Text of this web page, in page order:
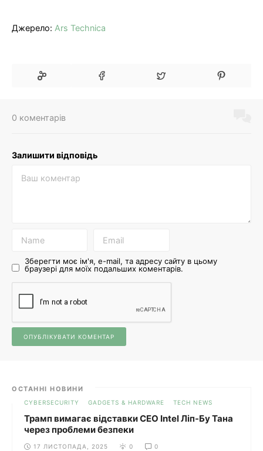
Джерело: Ars Technica
0 коментарів
Залишити відповідь
Зберегти моє ім'я, e-mail, та адресу сайту в цьому
браузері для моїх подальших коментарів.
ОСТАННІ НОВИНИ
CYBERSECURITY GADGETS & HARDWARE TECH NEWS
Трамп вимагає відставки CEO Intel Ліп-Бу Тана
через проблеми безпеки
17 ЛИСТОПАДА, 2025 0 0